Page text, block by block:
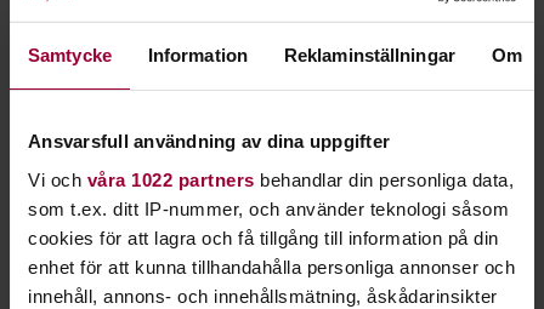
Samtycke Information Reklaminställningar Om
Ansvarsfull användning av dina uppgifter
Vi och våra 1022 partners behandlar din personliga data,
som t.ex. ditt IP-nummer, och använder teknologi såsom
cookies för att lagra och få tillgång till information på din
enhet för att kunna tillhandahålla personliga annonser och
innehåll, annons- och innehållsmätning, åskådarinsikter
Läs mer om att starta studiecirkel
Nästa steg
Se våra kurser, evenemang och studiecirklar inom